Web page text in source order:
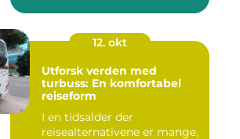
12. okt
Utforsk verden med
turbuss: En komfortabel
reiseform
I en tidsalder der
reisealternativene er mange,